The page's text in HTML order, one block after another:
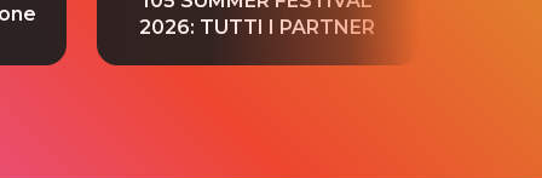
2026: TUTTI I PARTNER